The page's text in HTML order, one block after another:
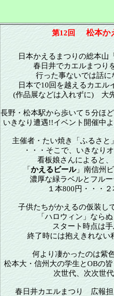
第12回 松本か
日本かえるまつりの総本山
春日井でカエルまつり
行った事ないでは話
日本で10回を越えるカエル
(作品展などは入れずに) 大
長野・松本駅から歩いて５分ほ
いきなり遭遇!!イベント開催中
主催者・たい焼き「ふるさ
・・・そこで、いきなり
看板娘さんによると
「 かえるビール」南信州
濃厚な緑ラベルとフル
１本800円・・・
子供たちがかえるの仮装し
「ハロウィン」なら
スタート時点は
終了時には抱えきれない
何より凄かったのは紫
松本大・信州大の学生とOBの
次世代、次次世
春日井カエルまつり 広報担